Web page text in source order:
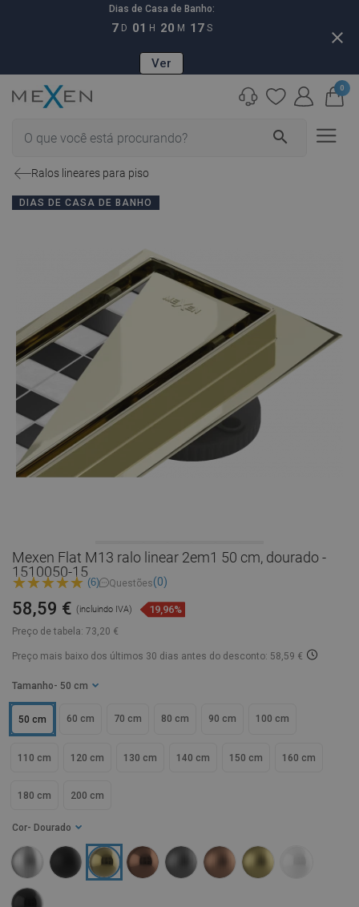
Dias de Casa de Banho:
7 D 01 H 20 M 16 S
Ver
close
search
0
Ralos lineares para piso
DIAS DE CASA DE BANHO
Mexen Flat M13 ralo linear 2em1 50 cm, dourado -
1510050-15
(6) Questões(0)
Preço de tabela: 73,20 €
58,59 € (incluindo IVA) 19,96%
Preço mais baixo dos últimos 30 dias antes do desconto: 58,59 €
Tamanho - 50 cm
50 cm 60 cm 70 cm 80 cm 90 cm 100 cm
110 cm 120 cm 130 cm 140 cm 150 cm 160 cm
180 cm 200 cm
Cor - Dourado